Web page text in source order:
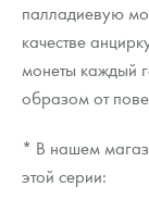
палладиевую
качестве
монеты каждый
образом от
* В нашем
этой серии: